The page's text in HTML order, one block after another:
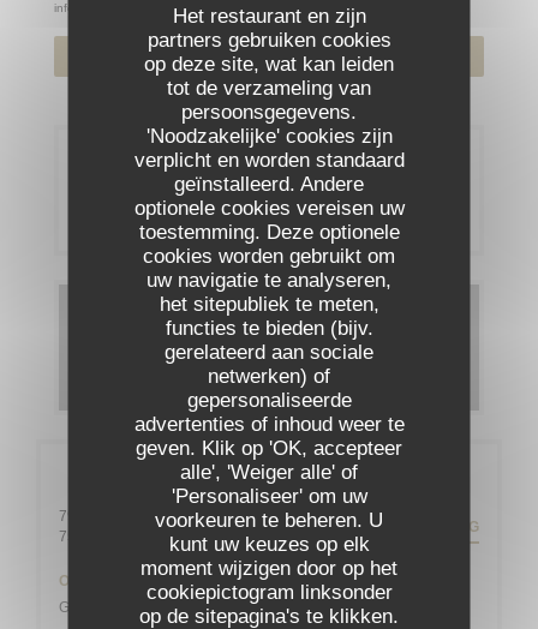
Het restaurant en zijn
partners gebruiken cookies
op deze site, wat kan leiden
tot de verzameling van
persoonsgegevens.
'Noodzakelijke' cookies zijn
verplicht en worden standaard
geïnstalleerd. Andere
optionele cookies vereisen uw
toestemming. Deze optionele
cookies worden gebruikt om
uw navigatie te analyseren,
het sitepubliek te meten,
functies te bieden (bijv.
gerelateerd aan sociale
netwerken) of
gepersonaliseerde
advertenties of inhoud weer te
geven. Klik op 'OK, accepteer
alle', 'Weiger alle' of
'Personaliseer' om uw
voorkeuren te beheren. U
kunt uw keuzes op elk
moment wijzigen door op het
cookiepictogram linksonder
op de sitepagina's te klikken.
informatie over hoe wij uw gegevens verwerken, zie ons
Reservering
RESERVEER EEN TAFEL
Menu's
ONTDEK ONS MENU
Algemene informatie
79 rue Daguerre - 01 43 21 92 29
75014 Paris
((opent in een nieuw venster))
ROUTEBESCHRIJVING
Ondergrondse
Gaîté